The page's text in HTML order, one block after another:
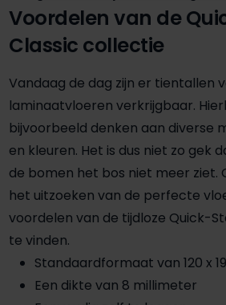
Voordelen van de
Classic collectie
Vandaag de dag zijn er tientallen
laminaatvloeren verkrijgbaar.
bijvoorbeeld denken aan diverse
en kleuren. Het is dus niet zo gek
de bomen het bos niet meer ziet.
het uitzoeken van de perfecte
voordelen van de tijdloze Quick-
te vinden.
Standaardformaat van 120 x
Een dikte van 8 millimeter